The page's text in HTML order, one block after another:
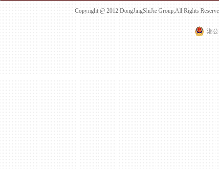
Copyright @ 2012 DongJingShiJie Group,All Rights
湘公